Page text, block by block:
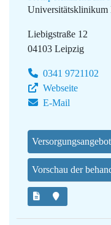
Universitätsklinikum
Liebigstraße 12
04103 Leipzig
0341 9721102
Webseite
E-Mail
Vorschau der